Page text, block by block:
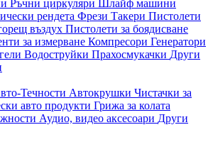
Ръчни циркуляри
Шлайф машини
рендета Фрези Такери Пистолети
въздух Пистолети за боядисване
за измерване Компресори Генератори
Водоструйки Прахосмукачки Други
Течности Автокрушки Чистачки за
авто продукти Грижа за колата
Аудио, видео аксесоари Други